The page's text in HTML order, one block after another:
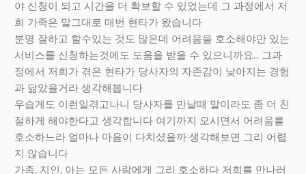
야 신청이 되고 시간을 더 확보할 수 있었는데 그 과정에서 저
희 가족은 말그대로 매번 현타가 왔습니다
분명 잘하고 할수있는 것도 많은데 어려움을 호소해야만 있는
서비스를 신청하는것에도 도움을 받을 수 있으니까요.. 그과
정에서 저희가 겪은 현타가 당사자의 자존감이 낮아지는 경험
과 닮았을거라 생각해봅니다
우습게도 이런일겪고나니 당사자를 만날때 말이라도 좀 더 친
절하게 해야한다고 생각합니다 여기까지 오시면서 어려움를
호소하느라 얼마나 마음이 다치셨을까 생각해보면 그리 어렵
지 않습니다
가족, 지인, 아는 모든 사람에게 그리 호소하다 저희를 만나러